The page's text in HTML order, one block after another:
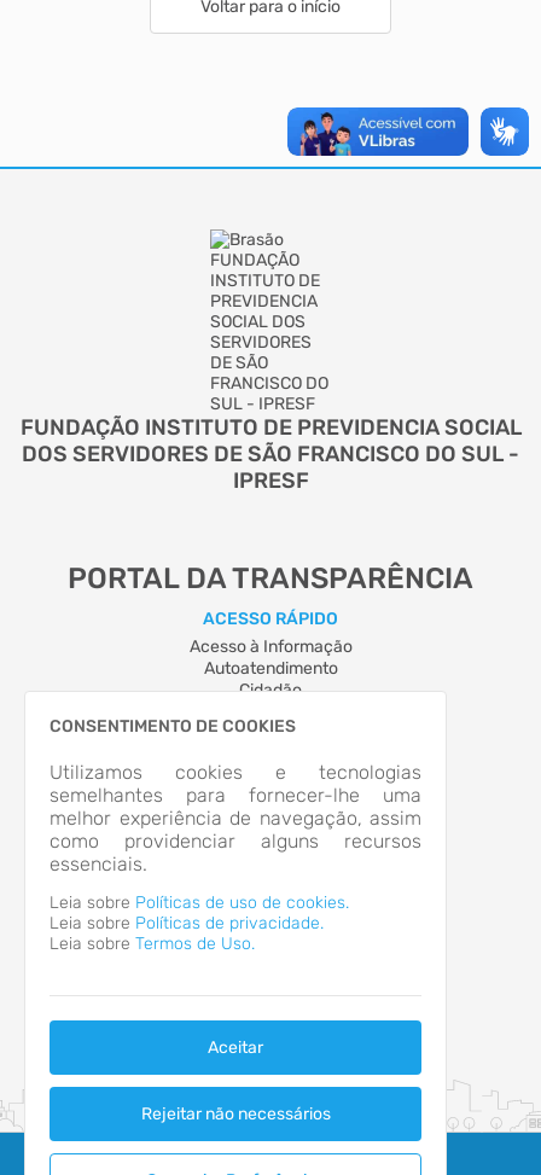
Voltar para o início
CONSENTIMENTO DE COOKIES
Utilizamos cookies e tecnologias
semelhantes para fornecer-lhe uma
melhor experiência de navegação, assim
como providenciar alguns recursos
essenciais.
Leia sobre Políticas de uso de cookies.
Leia sobre Políticas de privacidade.
Leia sobre Termos de Uso.
Aceitar
Rejeitar não necessários
FUNDAÇÃO INSTITUTO DE PREVIDENCIA SOCIAL
DOS SERVIDORES DE SÃO FRANCISCO DO SUL -
IPRESF
PORTAL DA TRANSPARÊNCIA
ACESSO RÁPIDO
Acesso à Informação
Autoatendimento
Cidadão
LOCALIZAÇÃO
São Francisco do Sul/SC
CEP: 89.330-004
Abrir no Mapa
CONTATOS
HORÁRIO DE ATENDIMENTO
Segunda-feira a Sexta-feira